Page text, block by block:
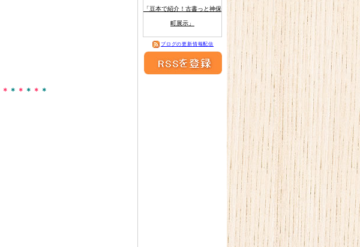
＊ ＊ ＊ ＊ ＊ ＊
「豆本で紹介！古書っと神保
町展示」
ブログの更新情報配信